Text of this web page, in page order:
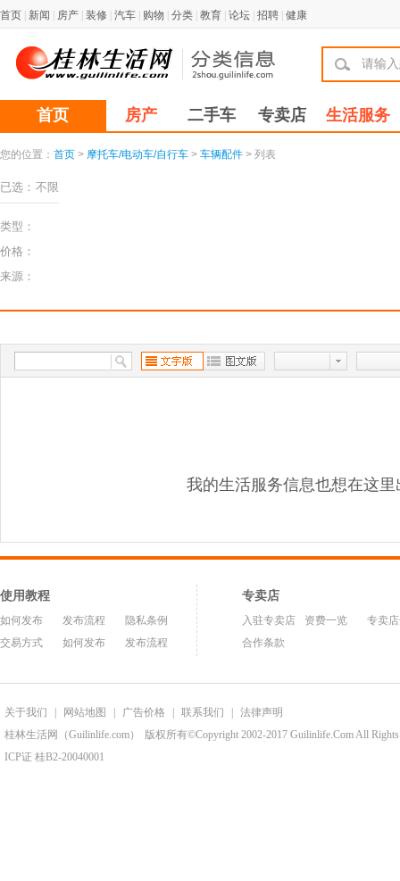
首页 新闻 房产 装修 汽车 购物 分类 教育 论坛 招聘 健康
首页 房产 二手车 专卖店 生活服务
您的位置： 首页 > 摩托车/电动车/自行车 > 车辆配件 > 列表
已选： 不限
类型：
价格：
来源：
我的生活服务信息也想在这里
使用教程
如何发布 发布流程
隐私条例
交易方式
如何发布 发布流程
专卖店
入驻专卖店 资费一览
专卖
合作条款
关于我们 网站地图 广告价格 联系我们
法律声明
桂林生活网（Guilinlife.com）
版权所有©Copyright 2002-2017 Guilinlife.Com All Rights
ICP证 桂B2-20040001